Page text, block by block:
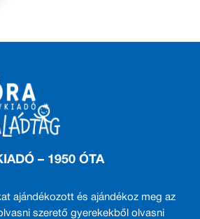
– 1950 ÓTA
ajándékozott és ajándékoz meg az
szerető gyerekekből olvasni